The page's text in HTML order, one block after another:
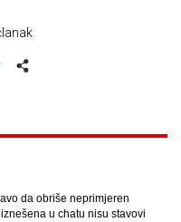
da obriše neprimjeren
u chatu nisu stavovi